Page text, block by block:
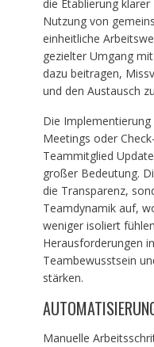
die Etablierung
Nutzung von
einheitliche
gezielter Umgang
dazu beitragen,
und den Austausch
Die
Meetings oder
Teammitglied
großer Bedeutung.
die Transparenz,
Teamdynamik auf,
weniger isoliert
Herausforderungen
Teambewusstsein
stärken.
Manuelle